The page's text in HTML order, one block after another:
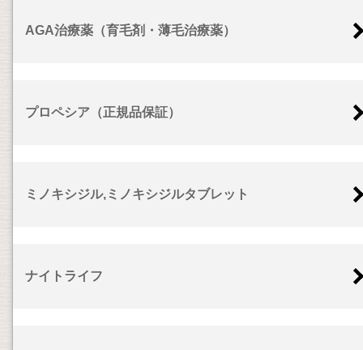
AGA治療薬（育毛剤・薄毛治療薬）
プロペシア（正規品保証）
ミノキシジル,ミノキシジルタブレット
ナイトライフ